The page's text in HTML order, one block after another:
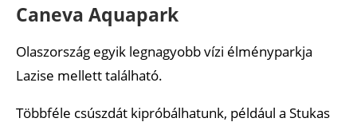
Caneva Aquapark
Olaszország egyik legnagyobb vízi élményparkja
Lazise mellett található.
Többféle csúszdát kipróbálhatunk, például a Stukas